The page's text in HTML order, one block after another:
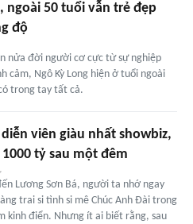
ngoài 50 tuổi vẫn trẻ đẹp
độ
nửa đời người cơ cực từ sự nghiệp
cảm, Ngô Kỳ Long hiện ở tuổi ngoài
trong tay tất cả.
viên giàu nhất showbiz,
tỷ sau một đêm
Lương Sơn Bá, người ta nhớ ngay
trai si tình si mê Chúc Anh Đài trong
kinh điển. Nhưng ít ai biết rằng, sau